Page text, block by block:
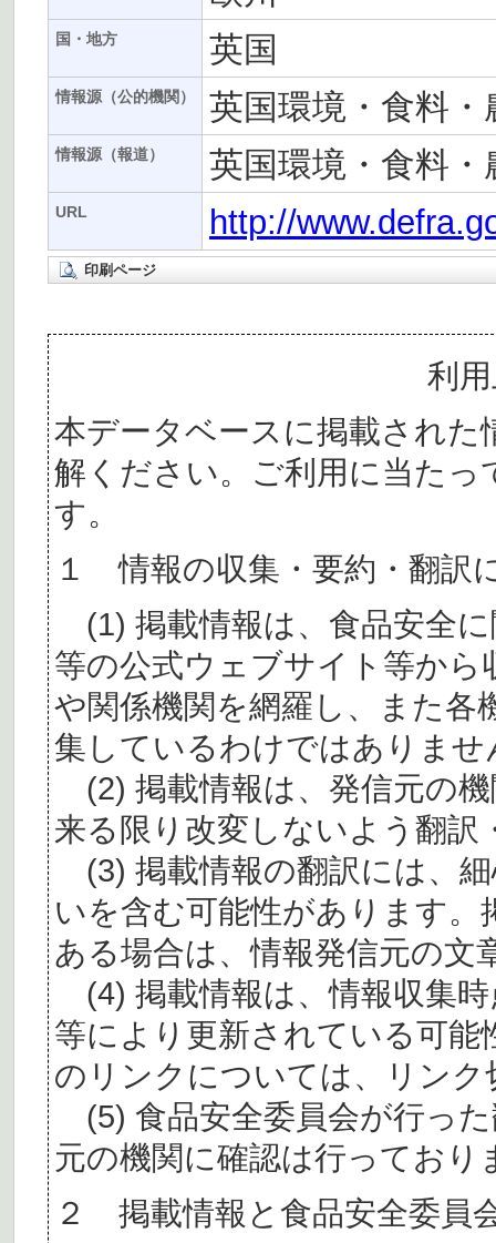
国・地方 英国
情報源（公的機関） 英国環境・食料
情報源（報道） 英国環境・食料
URL http://
印刷ページ
利
本データベースに掲載された
解ください。ご利用に当た
す。
１ 情報の収集・要約・翻訳
(1) 掲載情報は、食品安全
等の公式ウェブサイト等か
や関係機関を網羅し、また各
集しているわけではありませ
(2) 掲載情報は、発信元の
来る限り改変しないよう翻訳
(3) 掲載情報の翻訳には、
いを含む可能性があります。
ある場合は、情報発信元の文
(4) 掲載情報は、情報収集
等により更新されている可
のリンクについては、リン
(5) 食品安全委員会が行っ
元の機関に確認は行っており
２ 掲載情報と食品安全委員